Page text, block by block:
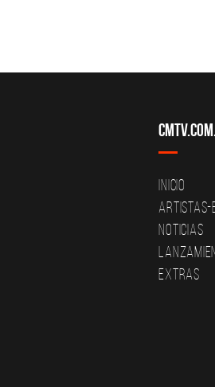
Inicio
Artistas-
Noticias
Extras